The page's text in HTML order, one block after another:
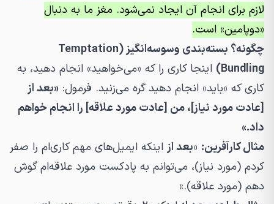
لازم برای انجام آن ایجاد نمی‌شود. مغز ما به دنبال
«دوپامین» است.
چگونه؟ بسته‌بندی وسوسه‌انگیز (Temptation
Bundling) اینجا کاری را که «می‌خواهید» انجام دهید، به
کاری که «باید» انجام دهید گره می‌زنید. فرمول: «بعد از
[عادت مورد نیاز]، من [عادت مورد علاقه] را انجام خواهم
داد.»
مثال کارآفرین: «بعد از اینکه ایمیل‌های مهم کاری‌ام را صفر
کردم (مورد نیاز)، می‌توانم به پادکست مورد علاقه‌ام گوش
دهم (مورد علاقه).»